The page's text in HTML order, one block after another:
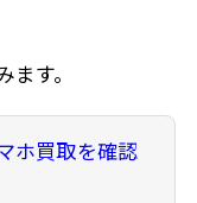
す。
ホ買取を確認